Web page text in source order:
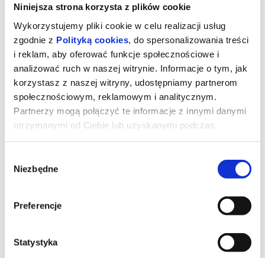
Niniejsza strona korzysta z plików cookie
Wykorzystujemy pliki cookie w celu realizacji usług
zgodnie z Polityką cookies , do spersonalizowania treści
i reklam, aby oferować funkcje społecznościowe i
analizować ruch w naszej witrynie. Informacje o tym, jak
korzystasz z naszej witryny, udostępniamy partnerom
społecznościowym, reklamowym i analitycznym.
Partnerzy mogą połączyć te informacje z innymi danymi
otrzymanymi od Ciebie lub uzyskanymi podczas
zgody
Niezbędne
Preferencje
Statystyka
OBSESJA
Bear (Michael Johnston) platonicznie zakochany w swojej
przyjaciółce Nikki (Inde Navarrette), chce zdobyć serce ukochanej i
działa i chłopak otrzymuje dokładnie to, o co prosił, ale wkrótce
odkrywa, że niektóre pragnienia mają mroczną, złowrogą cenę.